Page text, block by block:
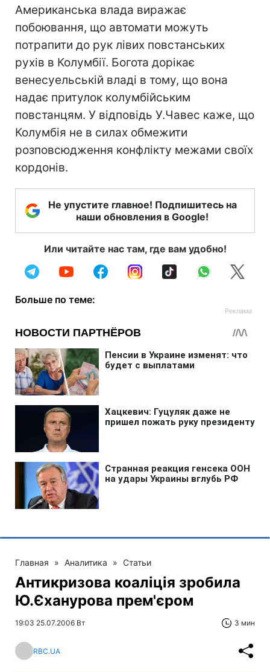
Американська влада виражає
побоювання, що автомати можуть
потрапити до рук лівих повстанських
рухів в Колумбії. Богота дорікає
венесуельській владі в тому, що вона
надає притулок колумбійським
повстанцям. У відповідь У.Чавес каже, що
Колумбія не в силах обмежити
розповсюдження конфлікту межами своїх
кордонів.
Не упустите главное! Подпишитесь на
наши обновления в Google!
Или читайте нас там, где вам удобно!
Больше по теме:
Главная » Аналитика » Статьи
Антикризова коаліція зробила
Ю.Єханурова прем'єром
19:03 25.07.2006 Вт 3 мин
RBC.UA